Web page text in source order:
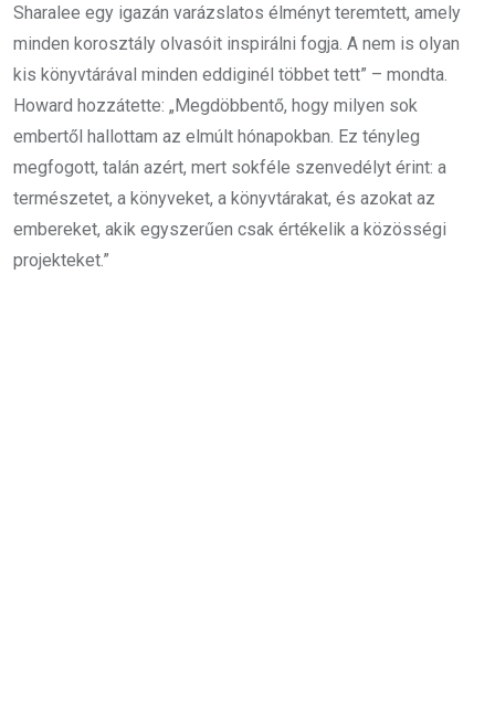
Sharalee egy igazán varázslatos élményt teremtett, amely
minden korosztály olvasóit inspirálni fogja. A nem is olyan
kis könyvtárával minden eddiginél többet tett” – mondta.
Howard hozzátette: „Megdöbbentő, hogy milyen sok
embertől hallottam az elmúlt hónapokban. Ez tényleg
megfogott, talán azért, mert sokféle szenvedélyt érint: a
természetet, a könyveket, a könyvtárakat, és azokat az
embereket, akik egyszerűen csak értékelik a közösségi
projekteket.”